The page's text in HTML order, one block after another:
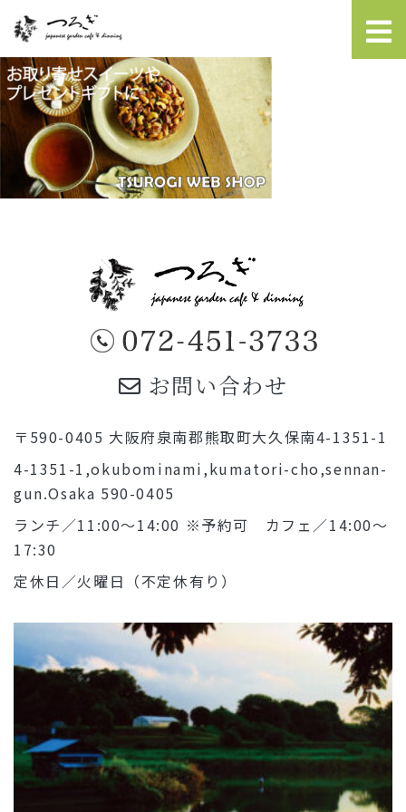
お問い合わせ
〒590-0405 大阪府泉南郡熊取町大久保南4-1351-1
4-1351-1,okubominami,kumatori-cho,sennan-
gun.Osaka 590-0405
ランチ／11:00～14:00 ※予約可 カフェ／14:00～
17:30
定休日／火曜日（不定休有り）